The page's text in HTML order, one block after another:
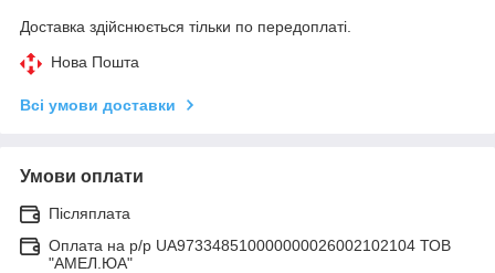
Доставка здійснюється тільки по передоплаті.
Нова Пошта
Всі умови доставки
Умови оплати
Післяплата
Оплата на р/р UA973348510000000026002102104 ТОВ
"АМЕЛ.ЮА"